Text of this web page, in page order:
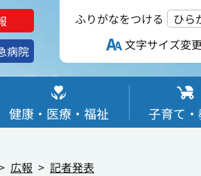
病院
ふりがなをつける ひら
文字サイズ変更
健康・医療・福祉 子育て
広報
記者発表